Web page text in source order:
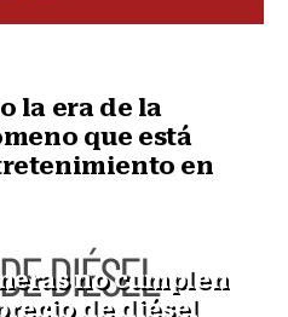
la era de la
que está
en
no cumplen
de diésel